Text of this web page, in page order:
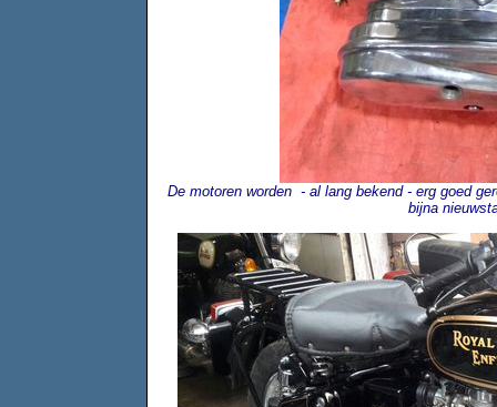
De motoren worden - al lang bekend - erg goed
bijna